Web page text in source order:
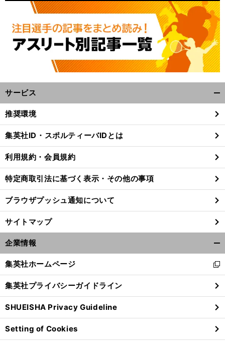
２
」
、
前
サービス
閉
る
推奨環境
集英社ID・スポルティーバIDとは
利用規約・会員規約
特定商取引法に基づく表示・その他の事項
ブラウザプッシュ通知について
サイトマップ
企業情報
閉
る
集英社ホームページ
新
し
い
ウ
ィ
ン
ド
ウ
集英社プライバシーガイドライン
SHUEISHA Privacy Guideline
Setting of Cookies